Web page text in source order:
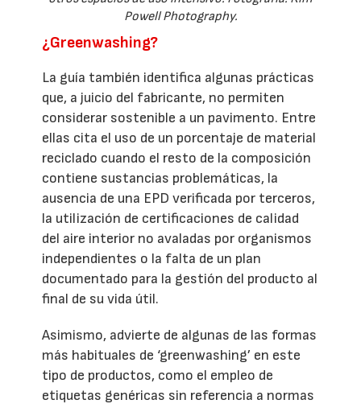
Powell Photography.
¿Greenwashing?
La guía también identifica algunas prácticas
que, a juicio del fabricante, no permiten
considerar sostenible a un pavimento. Entre
ellas cita el uso de un porcentaje de material
reciclado cuando el resto de la composición
contiene sustancias problemáticas, la
ausencia de una EPD verificada por terceros,
la utilización de certificaciones de calidad
del aire interior no avaladas por organismos
independientes o la falta de un plan
documentado para la gestión del producto al
final de su vida útil.
Asimismo, advierte de algunas de las formas
más habituales de ‘greenwashing’ en este
tipo de productos, como el empleo de
etiquetas genéricas sin referencia a normas